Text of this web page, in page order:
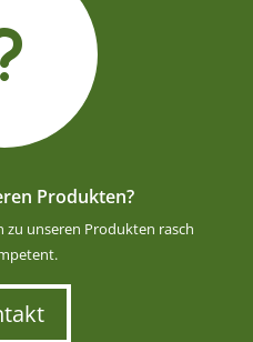
Produkten?
unseren Produkten rasch